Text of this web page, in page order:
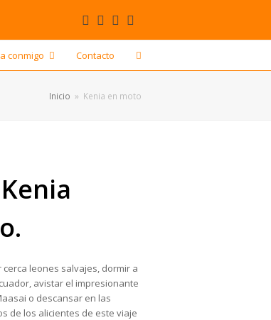
Facebook
VK Youtube
electrónico
conmigo Contacto
Inicio » Kenia en moto
leones salvajes, dormir a
avistar el impresionante
o descansar en las
de los alicientes de este viaje